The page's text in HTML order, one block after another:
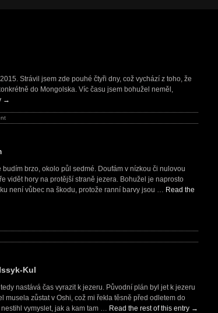
Strávil jsem zde pouhé čtyři dny, což vychází z toho, že
do Mongolska. Víc času jsem bohužel neměl,
→
brzo, okolo půl sedmé. Doufám v nízkou či nulovou
vidět hory na protější straně jezera. Bohužel je naprosto
není vůbec na škodu, protože ranní barvy jsou … Read the
Kul
nastává čas vyrazit k jezeru. Původní plán byl jet k jezeru
musela zůstat v Oshi, což mi řekla těsně před odletem do
vymyslet, jak a kam tam … Read the rest of this entry →